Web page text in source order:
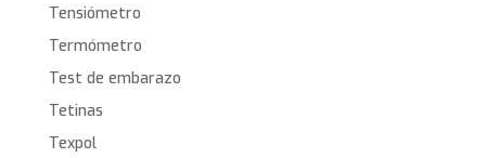
Tensiómetro
Termómetro
Test de embarazo
Tetinas
Texpol